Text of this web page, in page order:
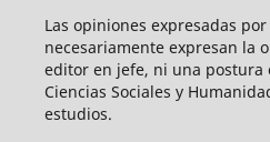
Las opiniones expresadas
necesariamente expresan la
editor en jefe, ni una postura
Ciencias Sociales y
estudios.